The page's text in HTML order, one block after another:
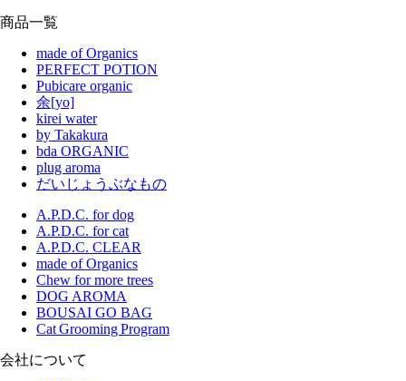
商品一覧
made of Organics
PERFECT POTION
Pubicare organic
余[yo]
kirei water
by Takakura
bda ORGANIC
plug aroma
だいじょうぶなもの
A.P.D.C. for dog
A.P.D.C. for cat
A.P.D.C. CLEAR
made of Organics
Chew for more trees
DOG AROMA
BOUSAI GO BAG
Cat Grooming Program
会社について